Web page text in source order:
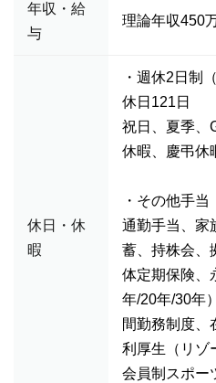
年収・給
与
理論年収450
休日・休
暇
・週休2日制
休日121日
祝日、夏季、
休暇、慶弔
・その他手当
通勤手当、家
蓄、持株会、
体定期保険、
年/20年/30年
間勤務制度、
利厚生（リゾ
会員制スポー